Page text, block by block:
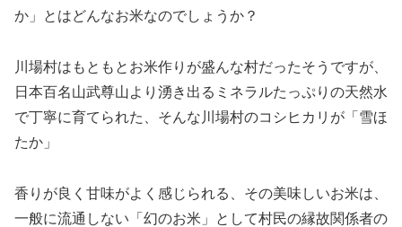
か」とはどんなお米なのでしょうか？
川場村はもともとお米作りが盛んな村だったそうですが、
日本百名山武尊山より湧き出るミネラルたっぷりの天然水
で丁寧に育てられた、そんな川場村のコシヒカリが「雪ほ
たか」
香りが良く甘味がよく感じられる、その美味しいお米は、
一般に流通しない「幻のお米」として村民の縁故関係者の